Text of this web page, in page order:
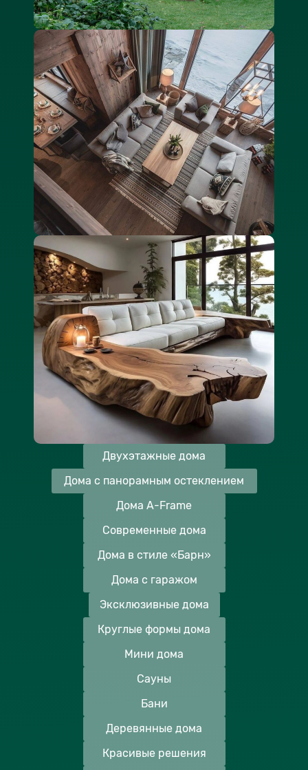
Двухэтажные дома
Дома с панорамным остеклением
Дома A-Frame
Современные дома
Дома в стиле «Барн»
Дома с гаражом
Эксклюзивные дома
Круглые формы дома
Мини дома
Сауны
Бани
Деревянные дома
Красивые решения